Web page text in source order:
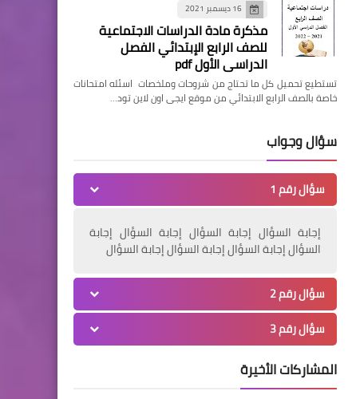
16 ديسمبر 2021
مذكرة مادة الدراسات الاجتماعية
للصف الرابع الإبتدائي الفصل
الدراسي الأول pdf
تستطيع تحميل كل ما تحتاج من شروحات وملخصات اسئله امتحانات
خاصة بالصف الرابع الابتدائي من موقع ايجى اون لاين تود…
سؤال وجواب
سؤال رقم 1
إجابة السؤال إجابة السؤال إجابة السؤال إجابة
السؤال إجابة السؤال إجابة السؤال إجابة السؤال
سؤال رقم 2
سؤال رقم 3
المشاركات الأخيرة